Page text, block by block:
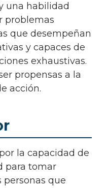
una habilidad
problemas
que desempeñan
y capaces de
exhaustivas.
propensas a la
acción.
para tomar
personas que